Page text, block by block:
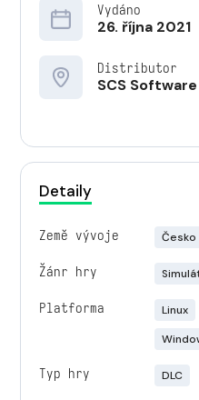
Vydáno
26. října 2021
Distributor
SCS Software
Detaily
Země vývoje Česko
Žánr hry
Platforma Linux
Typ hry DLC